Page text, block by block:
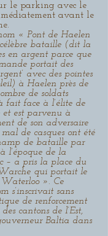
le parking avec le
avant le
« Pont de Haelen
bataille (dit la
en argent parce que
portait des
avec des pointes
à Haelen près de
de soldats
fait face à l’élite de
et est parvenu à
de son adversaire
mal de casques ont été
de bataille par
l’époque de la
– a pris la place du
qui portait le
». Ce
s’inscrivait sans
de renforcement
cantons de l’Est,
Baltia dans